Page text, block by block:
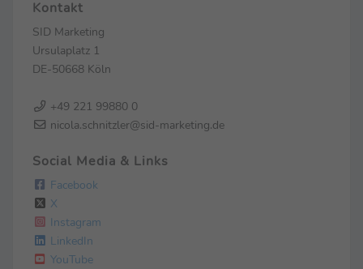
Kontakt
SID Marketing
Ursulaplatz 1
DE-50668 Köln
+49 221 99880 0
nicola.schnitzler@sid-marketing.de
Social Media & Links
Facebook
X
Instagram
LinkedIn
YouTube